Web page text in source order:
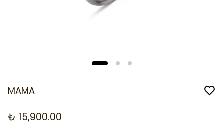
MAMA
₺ 15,900.00